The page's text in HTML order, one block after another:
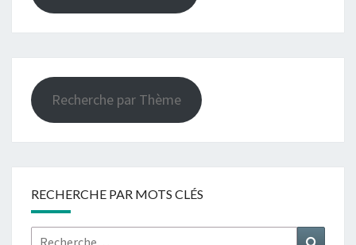
Recherche par Thème
RECHERCHE PAR MOTS CLÉS
Rechercher :